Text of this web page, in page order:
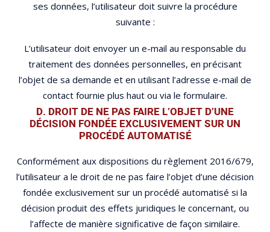
ses données, l’utilisateur doit suivre la procédure
suivante :
L’utilisateur doit envoyer un e-mail au responsable du
traitement des données personnelles, en précisant
l’objet de sa demande et en utilisant l’adresse e-mail de
contact fournie plus haut ou via le formulaire.
D. DROIT DE NE PAS FAIRE L’OBJET D’UNE
DÉCISION FONDÉE EXCLUSIVEMENT SUR UN
PROCÉDÉ AUTOMATISÉ
Conformément aux dispositions du règlement 2016/679,
l’utilisateur a le droit de ne pas faire l’objet d’une décision
fondée exclusivement sur un procédé automatisé si la
décision produit des effets juridiques le concernant, ou
l’affecte de manière significative de façon similaire.